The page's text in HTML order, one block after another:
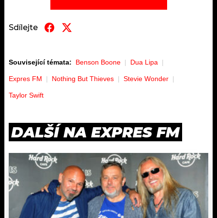
Sdílejte
Související témata: Benson Boone Dua Lipa
Expres FM Nothing But Thieves Stevie Wonder
Taylor Swift
DALŠÍ NA EXPRES FM